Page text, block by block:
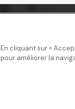
En cliquant sur «
pour améliorer la